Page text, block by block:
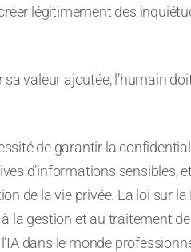
légitimement des
valeur ajoutée, l’humain
de garantir la
d’informations sensibles,
de la vie privée. La loi sur la
la gestion et au traitement
dans le monde